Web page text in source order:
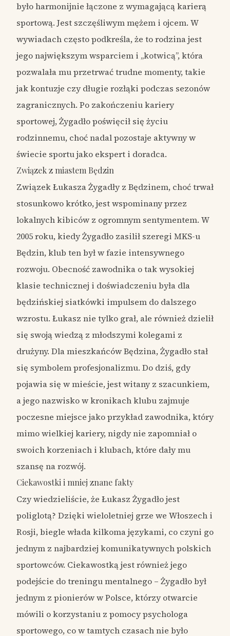
było harmonijnie łączone z wymagającą karierą
sportową. Jest szczęśliwym mężem i ojcem. W
wywiadach często podkreśla, że to rodzina jest
jego największym wsparciem i „kotwicą”, która
pozwalała mu przetrwać trudne momenty, takie
jak kontuzje czy długie rozłąki podczas sezonów
zagranicznych. Po zakończeniu kariery
sportowej, Żygadło poświęcił się życiu
rodzinnemu, choć nadal pozostaje aktywny w
świecie sportu jako ekspert i doradca.
Związek z miastem Będzin
Związek Łukasza Żygadły z Będzinem, choć trwał
stosunkowo krótko, jest wspominany przez
lokalnych kibiców z ogromnym sentymentem. W
2005 roku, kiedy Żygadło zasilił szeregi MKS-u
Będzin, klub ten był w fazie intensywnego
rozwoju. Obecność zawodnika o tak wysokiej
klasie technicznej i doświadczeniu była dla
będzińskiej siatkówki impulsem do dalszego
wzrostu. Łukasz nie tylko grał, ale również dzielił
się swoją wiedzą z młodszymi kolegami z
drużyny. Dla mieszkańców Będzina, Żygadło stał
się symbolem profesjonalizmu. Do dziś, gdy
pojawia się w mieście, jest witany z szacunkiem,
a jego nazwisko w kronikach klubu zajmuje
poczesne miejsce jako przykład zawodnika, który
mimo wielkiej kariery, nigdy nie zapomniał o
swoich korzeniach i klubach, które dały mu
szansę na rozwój.
Ciekawostki i mniej znane fakty
Czy wiedzieliście, że Łukasz Żygadło jest
poliglotą? Dzięki wieloletniej grze we Włoszech i
Rosji, biegle włada kilkoma językami, co czyni go
jednym z najbardziej komunikatywnych polskich
sportowców. Ciekawostką jest również jego
podejście do treningu mentalnego – Żygadło był
jednym z pionierów w Polsce, którzy otwarcie
mówili o korzystaniu z pomocy psychologa
sportowego, co w tamtych czasach nie było